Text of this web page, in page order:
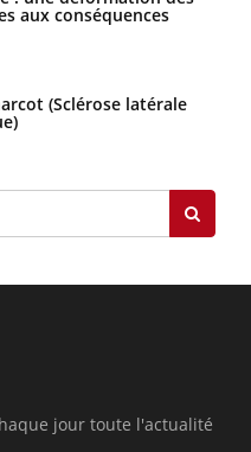
aux conséquences
(Sclérose latérale
jour toute l'actualité